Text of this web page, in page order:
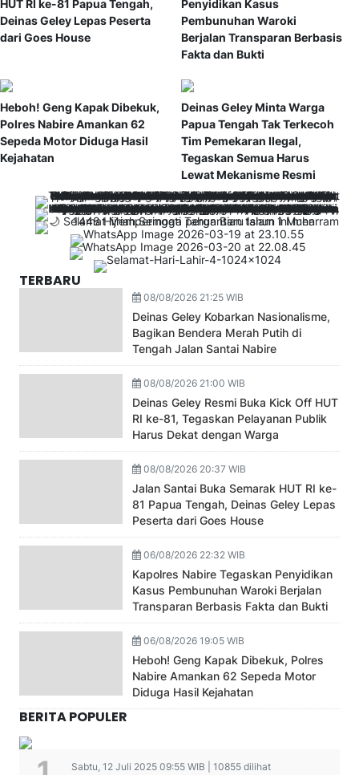
HUT RI ke-81 Papua Tengah,
Deinas Geley Lepas Peserta
dari Goes House
Penyidikan Kasus
Pembunuhan Waroki
Berjalan Transparan Berbasis
Fakta dan Bukti
Heboh! Geng Kapak Dibekuk,
Polres Nabire Amankan 62
Sepeda Motor Diduga Hasil
Kejahatan
Deinas Geley Minta Warga
Papua Tengah Tak Terkecoh
Tim Pemekaran Ilegal,
Tegaskan Semua Harus
Lewat Mekanisme Resmi
TERBARU
08/08/2026 21:25 WIB
Deinas Geley Kobarkan Nasionalisme,
Bagikan Bendera Merah Putih di
Tengah Jalan Santai Nabire
08/08/2026 21:00 WIB
Deinas Geley Resmi Buka Kick Off HUT
RI ke-81, Tegaskan Pelayanan Publik
Harus Dekat dengan Warga
08/08/2026 20:37 WIB
Jalan Santai Buka Semarak HUT RI ke-
81 Papua Tengah, Deinas Geley Lepas
Peserta dari Goes House
06/08/2026 22:32 WIB
Kapolres Nabire Tegaskan Penyidikan
Kasus Pembunuhan Waroki Berjalan
Transparan Berbasis Fakta dan Bukti
06/08/2026 19:05 WIB
Heboh! Geng Kapak Dibekuk, Polres
Nabire Amankan 62 Sepeda Motor
Diduga Hasil Kejahatan
BERITA POPULER
Sabtu, 12 Juli 2025 09:55 WIB | 10855 dilihat